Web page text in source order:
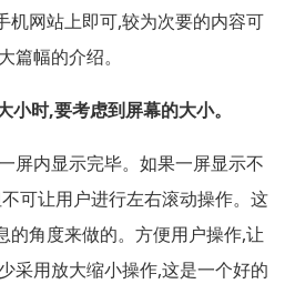
机网站上即可,较为次要的内容可
篇幅的介绍。
时,要考虑到屏幕的大小。
屏内显示完毕。如果一屏显示不
可让用户进行左右滚动操作。这
的角度来做的。方便用户操作,让
采用放大缩小操作,这是一个好的